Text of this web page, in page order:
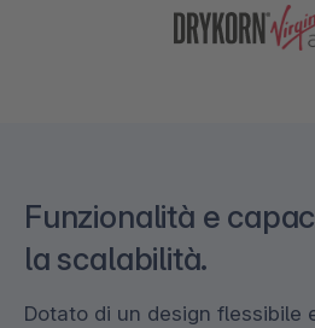
Funzionalità e
la scalabilità.
Dotato di un design flessibile